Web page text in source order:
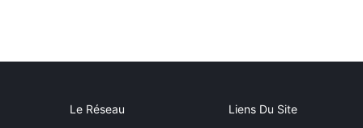
Le Réseau Liens Du Site